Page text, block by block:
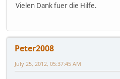
Vielen Dank fuer die Hilfe.
Peter2008
July 25, 2012, 05:37:45 AM